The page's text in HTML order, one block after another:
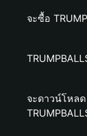
จะซื้อ
จะดาวน์โหล